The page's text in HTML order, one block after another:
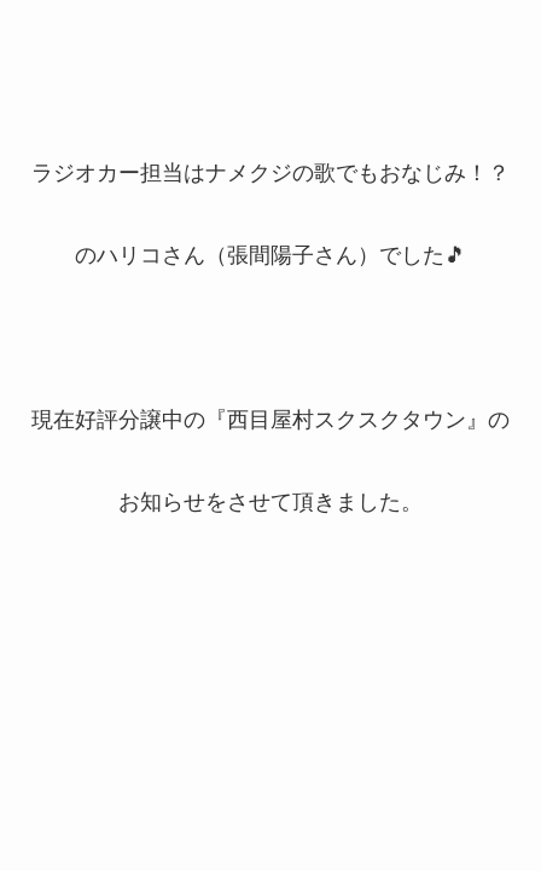
ラジオカー担当はナメクジの歌でもおなじみ！？
のハリコさん（張間陽子さん）でした🎵
現在好評分譲中の『西目屋村スクスクタウン』の
お知らせをさせて頂きました。